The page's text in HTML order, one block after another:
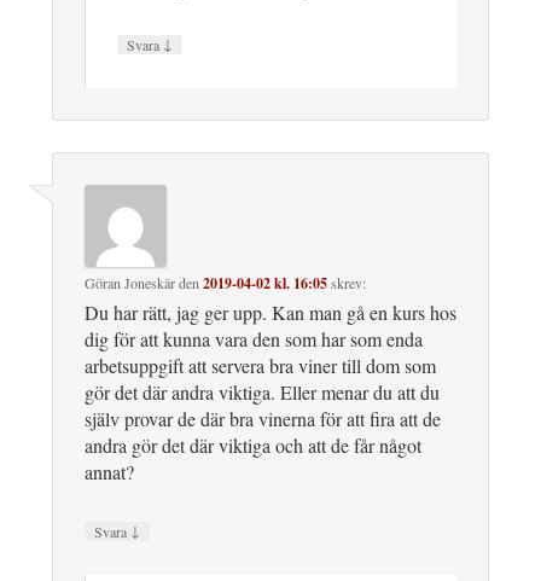
Svara ↓
Göran Joneskärden2019-04-02 kl. 16:05skrev:
Du har rätt, jag ger upp. Kan man gå en kurs hos
dig för att kunna vara den som har som enda
arbetsuppgift att servera bra viner till dom som
gör det där andra viktiga. Eller menar du att du
själv provar de där bra vinerna för att fira att de
andra gör det där viktiga och att de får något
annat?
Svara ↓